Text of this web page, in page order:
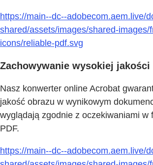
https://main--dc--adobecom.aem.live/
shared/assets/images/shared-images/
icons/reliable-pdf.svg
Zachowywanie wysokiej jakości
Nasz konwerter online Acrobat
jakość obrazu w wynikowym
wyglądają zgodnie z oczekiwaniami w
PDF.
https://main--dc--adobecom.aem.live/